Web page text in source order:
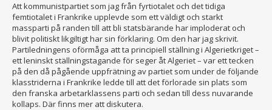
Att kommunistpartiet som jag från fyrtiotalet och det tidiga
femtiotalet i Frankrike upplevde som ett väldigt och starkt
massparti på randen till att bli statsbärande har imploderat och
blivit politiskt likgiltigt har sin förklaring. Om den har jag skrivit.
Partiledningens oförmåga att ta principiell ställning i Algerietkriget –
ett leninskt ställningstagande för seger åt Algeriet – var ett tecken
på den då pågående uppfrätning av partiet som under de följande
klasstriderna i Frankrike ledde till att det förlorade sin plats som
den franska arbetarklassens parti och sedan till dess nuvarande
kollaps. Där finns mer att diskutera.